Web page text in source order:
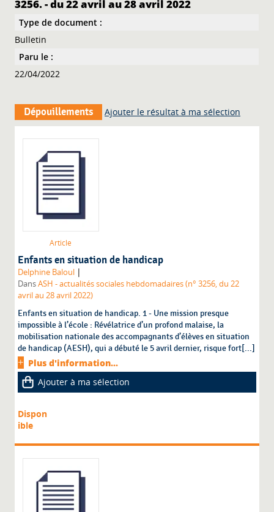
3256. - du 22 avril au 28 avril 2022
Type de document :
Bulletin
Paru le :
22/04/2022
Dépouillements Ajouter le résultat à ma sélection
Article
Enfants en situation de handicap
Delphine Baloul |
DansASH - actualités sociales hebdomadaires (n° 3256, du 22
avril au 28 avril 2022)
Enfants en situation de handicap. 1 - Une mission presque
impossible à l’école : Révélatrice d’un profond malaise, la
mobilisation nationale des accompagnants d’élèves en situation
de handicap (AESH), qui a débuté le 5 avril dernier, risque fort[...]
Plus d'information...
Ajouter à ma sélection
Dispon
ible